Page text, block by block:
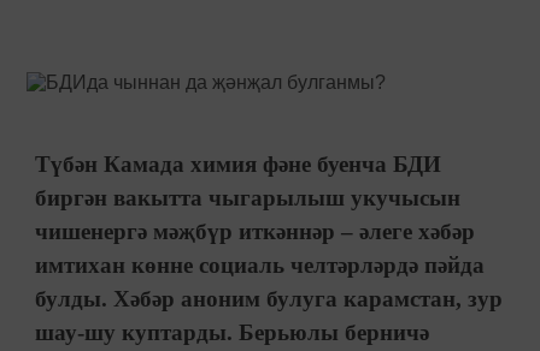
Түбән Камада химия фәне буенча БДИ
биргән вакытта чыгарылыш укучысын
чишенергә мәҗбүр иткәннәр – әлеге хәбәр
имтихан көнне социаль челтәрләрдә пәйда
булды. Хәбәр аноним булуга карамстан, зур
шау-шу куптарды. Берьюлы берничә